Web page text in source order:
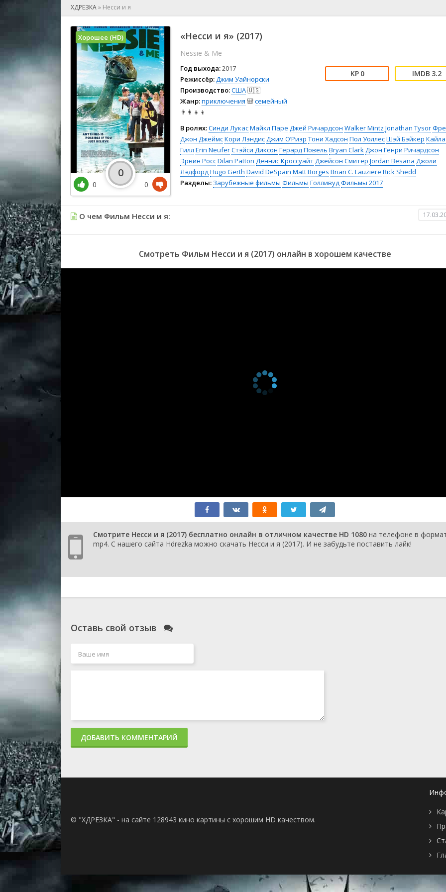
🕺 Мюзикл
👨‍💻 Реальное тв
🎤 Ток-шоу
😱 Ужасы
🧙‍♀️ Фантастика
🤠 Фильм-нуар
🧝‍♂️ Фэнтези
🏅 Церемония
ХДРЕЗКА» Несси и я
«Несси и я» (2017)
Nessie & Me
Год выхода:2017
Режиссёр:Джим Уайнорски
Производство:США🇺🇸
Жанр:приключения 🎒семейный
👨‍👩‍👧‍👦
0 3.2
В ролях:Синди ЛукасМайкл Паре Джей Ричардсон Walker Mintz Jonathan Tysor
Джон ДжеймсКори ЛэндисДжим О’Риэр Тони Хадсон Пол УоллесШэй Бэйкер Кайла
Гилл Erin NeuferСтэйси Диксон Герард Повель Bryan ClarkДжон Генри Ричардсон
Эрвин РоссDilan Patton Деннис КроссуайтДжейсон Смитер Jordan Besana Джоли
ЛэдфордHugo Gerth David DeSpain Matt Borges Brian C. Lauziere Rick Shedd
Разделы: Зарубежные фильмы Фильмы ГолливудФильмы 2017
Хорошее (HD)
0
0
0
О чем Фильм Несси и я:
Смотреть Фильм Несси и я (2017) онлайн в хорошем качестве
Смотрите Несси и я (2017) бесплатно онлайн в отличном качестве HD 1080 на телефоне в
mp4. С нашего сайта Hdrezka можно скачать Несси и я (2017). И не забудьте поставить лайк!
Оставь свой отзыв
ДОБАВИТЬ КОММЕНТАРИЙ
© "ХДРЕЗКА" - на сайте 128943 кино картины с хорошим HD качеством.